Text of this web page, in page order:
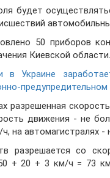
будет
50 приборов
Киевской области.
Украине
разрешенная
движения - не
на автомагистралях -
разрешается со
+ 20 + 3 км/ч = 73